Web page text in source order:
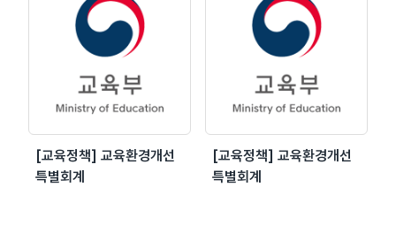
[교육정책] 교육환경개선
특별회계
[교육정책] 교육환경개선
특별회계